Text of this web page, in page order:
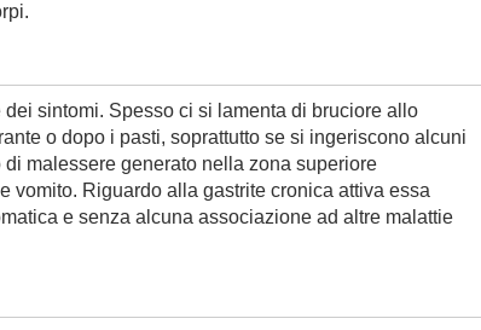
dei sintomi. Spesso ci si lamenta di bruciore allo
o dopo i pasti, soprattutto se si ingeriscono alcuni
malessere generato nella zona superiore
vomito. Riguardo alla gastrite cronica attiva essa
e senza alcuna associazione ad altre malattie